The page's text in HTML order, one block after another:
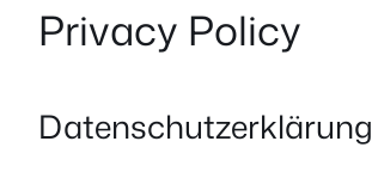
Privacy Policy
Datenschutzerklärung